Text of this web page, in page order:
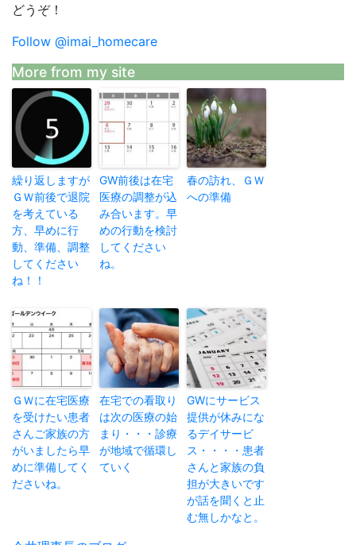
どうぞ！
Follow @imai_homecare
More from my site
繰り返しますが
ＧＷ前後で退院
を考えている
方、早めに行
動、準備、調整
してください
ね！！
GW前後は在宅
医療の調整が込
み合います。早
めの行動を検討
してください
ね。
春の訪れ、ＧＷ
への準備
ＧＷに在宅医療
を受けたい患者
さんご家族の方
がいましたら早
めに準備してく
ださいね。
在宅での看取り
は次の医療の始
まり・・・診療
が地域で循環し
ていく
GWにサービス
提供が休みにな
るデイサービ
ス・・・・患者
さんと家族の負
担が大きいです
が話を聞くと止
む無しかなと。